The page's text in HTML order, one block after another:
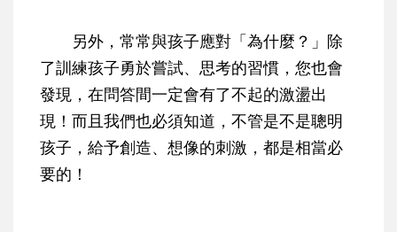
另外，常常與孩子應對「為什麼？」除
了訓練孩子勇於嘗試、思考的習慣，您也會
發現，在問答間一定會有了不起的激盪出
現！而且我們也必須知道，不管是不是聰明
孩子，給予創造、想像的刺激，都是相當必
要的！